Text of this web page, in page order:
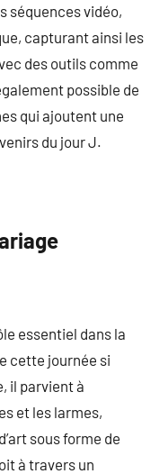
séquences vidéo,
capturant ainsi les
des outils comme
possible de
qui ajoutent une
du jour J.
essentiel dans la
cette journée si
il parvient à
et les larmes,
sous forme de
à travers un